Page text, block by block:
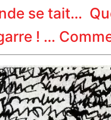
se tait…
! …